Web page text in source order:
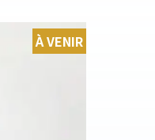
À VENIR